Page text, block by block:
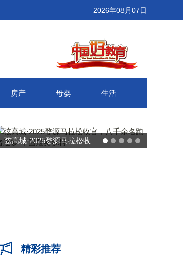
2026年08月07日
房产 母婴 生活
武汉百联奥莱年度感恩季 承
精彩推荐